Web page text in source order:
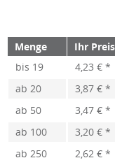
Menge Ihr
bis 19 4,23 € *
ab 20 3,87 € *
ab 50 3,47 € *
ab 100 3,20 € *
ab 250 2,62 € *